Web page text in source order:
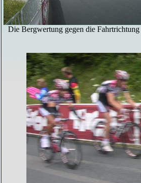
Die Bergwertung gegen die Fahrtrichtung